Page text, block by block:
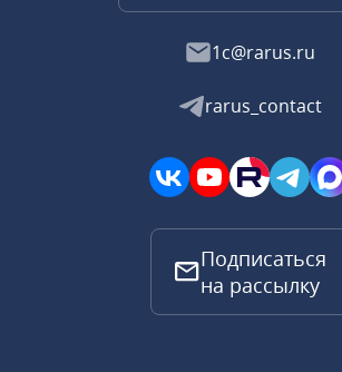
1c@rarus.ru
rarus_contact
Подписаться
на рассылку